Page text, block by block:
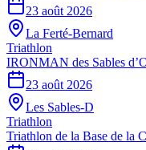
23 août 2026
La Ferté-Bernard
Triathlon
IRONMAN des Sables
23 août 2026
Les Sables-D
Triathlon
Triathlon de la Base de la